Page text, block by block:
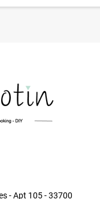
- Apt 105 - 33700